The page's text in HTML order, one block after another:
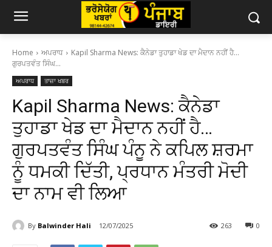
Home ਅਪਰਾਧ
Kapil Sharma News: ਕੈਨੇਡਾ ਤੁਹਾਡਾ ਖੇਡ ਦਾ ਮੈਦਾਨ ਨਹੀਂ ਹੈ…
ਗੁਰਪਤਵੰਤ ਸਿੰਘ...
ਅਪਰਾਧ ਤਾਜ਼ਾ ਖਬਰ
Kapil Sharma News: ਕੈਨੇਡਾ
ਤੁਹਾਡਾ ਖੇਡ ਦਾ ਮੈਦਾਨ ਨਹੀਂ ਹੈ…
ਗੁਰਪਤਵੰਤ ਸਿੰਘ ਪੰਨੂ ਨੇ ਕਪਿਲ ਸ਼ਰਮਾ
ਨੂੰ ਧਮਕੀ ਦਿੱਤੀ, ਪ੍ਰਧਾਨ ਮੰਤਰੀ ਮੋਦੀ
ਦਾ ਨਾਮ ਵੀ ਲਿਆ
By Balwinder Hali 12/07/2025 0
263